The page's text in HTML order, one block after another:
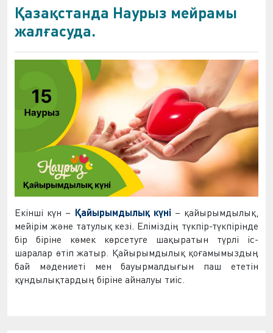
Қазақстанда Наурыз мейрамы
жалғасуда.
Екінші күн – Қайырымдылық күні – қайырымдылық,
мейірім және татулық кезі. Еліміздің түкпір-түкпірінде
бір біріне көмек көрсетуге шақыратын түрлі іс-
шаралар өтіп жатыр. Қайырымдылық қоғамымыздың
бай мәдениеті мен бауырмалдығын паш ететін
құндылықтардың біріне айналуы тиіс.